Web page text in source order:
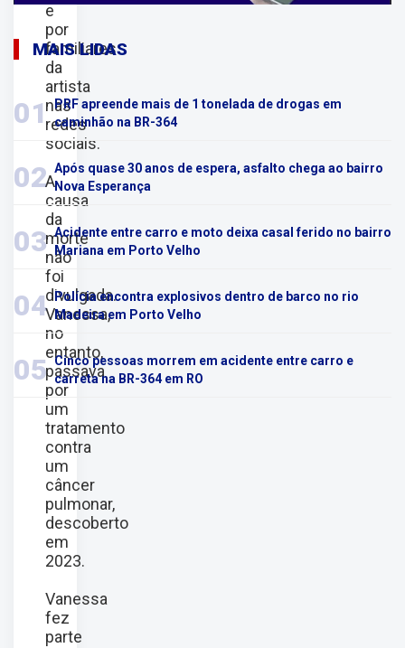
e
por
familiares
da
artista
nas
redes
sociais.
A
causa
da
morte
não
foi
divulgada.
Vanessa,
no
entanto,
passava
por
um
tratamento
contra
um
câncer
pulmonar,
descoberto
em
2023.
Vanessa
fez
parte
MAIS LIDAS
01
PRF apreende mais de 1 tonelada de drogas em
caminhão na BR-364
02 Após quase 30 anos de espera, asfalto chega ao bairro
Nova Esperança
03 Acidente entre carro e moto deixa casal ferido no bairro
Mariana em Porto Velho
04
Polícia encontra explosivos dentro de barco no rio
Madeira em Porto Velho
05 Cinco pessoas morrem em acidente entre carro e
carreta na BR-364 em RO